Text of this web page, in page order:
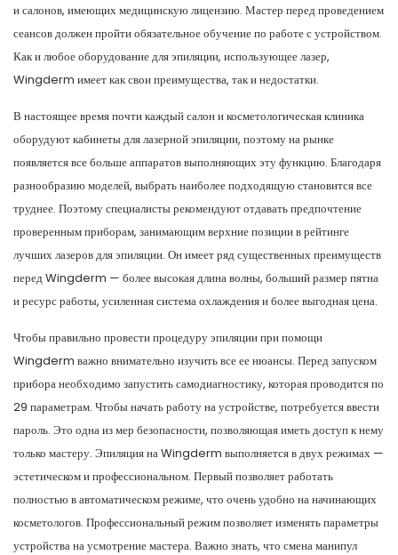
и салонов, имеющих медицинскую лицензию. Мастер перед проведением
сеансов должен пройти обязательное обучение по работе с устройством.
Как и любое оборудование для эпиляции, использующее лазер,
Wingderm имеет как свои преимущества, так и недостатки.
В настоящее время почти каждый салон и косметологическая клиника
оборудуют кабинеты для лазерной эпиляции, поэтому на рынке
появляется все больше аппаратов выполняющих эту функцию. Благодаря
разнообразию моделей, выбрать наиболее подходящую становится все
труднее. Поэтому специалисты рекомендуют отдавать предпочтение
проверенным приборам, занимающим верхние позиции в рейтинге
лучших лазеров для эпиляции. Он имеет ряд существенных преимуществ
перед Wingderm — более высокая длина волны, больший размер пятна
и ресурс работы, усиленная система охлаждения и более выгодная цена.
Чтобы правильно провести процедуру эпиляции при помощи
Wingderm важно внимательно изучить все ее нюансы. Перед запуском
прибора необходимо запустить самодиагностику, которая проводится по
29 параметрам. Чтобы начать работу на устройстве, потребуется ввести
пароль. Это одна из мер безопасности, позволяющая иметь доступ к нему
только мастеру. Эпиляция на Wingderm выполняется в двух режимах —
эстетическом и профессиональном. Первый позволяет работать
полностью в автоматическом режиме, что очень удобно на начинающих
косметологов. Профессиональный режим позволяет изменять параметры
устройства на усмотрение мастера. Важно знать, что смена манипул